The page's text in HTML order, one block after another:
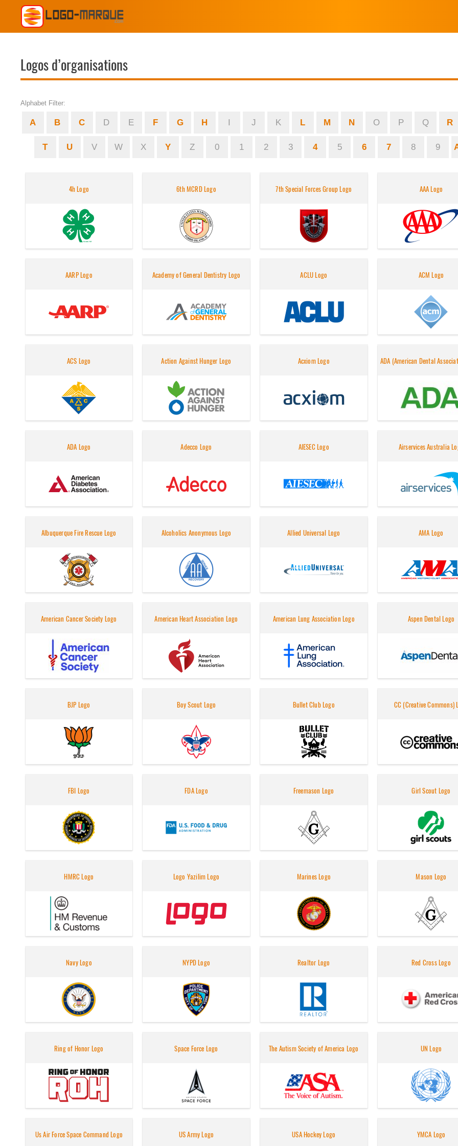
Logos d’organisations
Alphabet Filter:
A B C D E F G H I J K L M N O P Q R
T U V W X Y Z 0 1 2 3 4 5 6 7 8 9
4h Logo 6th MCRD Logo 7th Special Forces Group Logo AAA Logo
AARP Logo Academy of General Dentistry Logo ACLU Logo ACM Logo
ACS Logo Action Against Hunger Logo Acxiom Logo ADA (American Dental
ADA Logo Adecco Logo AIESEC Logo Airservices Australia
Albuquerque Fire Rescue Logo Alcoholics Anonymous Logo Allied Universal Logo AMA Logo
American Cancer Society Logo American Heart Association Logo American Lung Association Logo Aspen Dental Logo
BJP Logo Boy Scout Logo Bullet Club Logo CC (Creative Commons)
FBI Logo FDA Logo Freemason Logo Girl Scout Logo
HMRC Logo Logo Yazilim Logo Marines Logo Mason Logo
Navy Logo NYPD Logo Realtor Logo Red Cross Logo
Ring of Honor Logo Space Force Logo The Autism Society of America Logo UN Logo
Us Air Force Space Command Logo US Army Logo USA Hockey Logo YMCA Logo